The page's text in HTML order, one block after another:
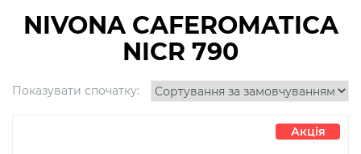
NIVONA CAFEROMATICA
NICR 790
Показувати спочатку:
Акція